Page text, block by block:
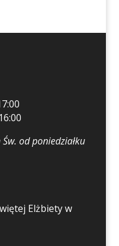
od poniedziałku
Elżbiety w